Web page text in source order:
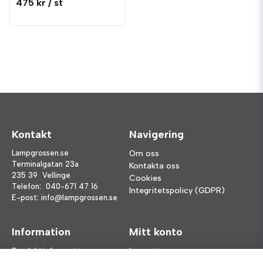
475 kr / st
Kontakt
Lampgrossen.se
Terminalgatan 23a
235 39 Vellinge
Telefon: 040-671 47 16
E-post: info@lampgrossen.se
Navigering
Om oss
Kontakta oss
Cookies
Integritetspolicy (GDPR)
Information
Produktinformation
Mitt konto
Logga in